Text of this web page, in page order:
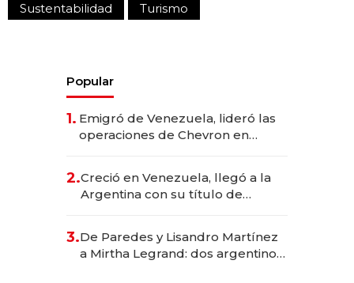
Sustentabilidad
Turismo
Popular
1. Emigró de Venezuela, lideró las
operaciones de Chevron en
2.Creció en Venezuela, llegó a la
Argentina con su título de
las marcas "fast premium"
3.De Paredes y Lisandro Martínez
a Mirtha Legrand: dos argentinos